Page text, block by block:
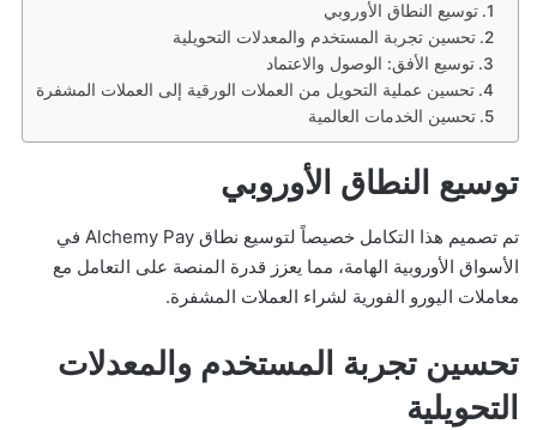
توسيع النطاق الأوروبي
تحسين تجربة المستخدم والمعدلات التحويلية
توسيع الأفق: الوصول والاعتماد
تحسين عملية التحويل من العملات الورقية إلى العملات المشفرة
تحسين الخدمات العالمية
توسيع النطاق الأوروبي
تم تصميم هذا التكامل خصيصاً لتوسيع نطاق Alchemy Pay في
الأسواق الأوروبية الهامة، مما يعزز قدرة المنصة على التعامل مع
معاملات اليورو الفورية لشراء العملات المشفرة.
تحسين تجربة المستخدم والمعدلات
التحويلية